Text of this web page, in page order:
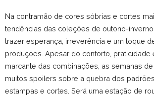
Na contramão de cores sóbrias e cortes
tendências das coleções de outono-
trazer esperança, irreverência e um toque
produções. Apesar do conforto, praticidade
marcante das combinações, as semanas
muitos spoilers sobre a quebra dos
estampas e cortes. Será uma estação de